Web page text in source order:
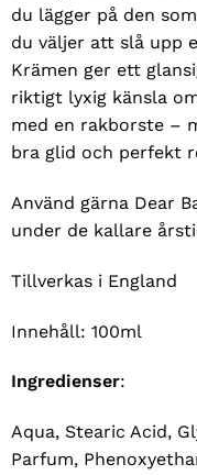
du lägger på den
du väljer att slå upp
Krämen ger ett
riktigt lyxig känsla
med en rakborste –
bra glid och perfekt
Använd gärna Dear
under de kallare
Tillverkas i England
Innehåll: 100ml
Ingredienser:
Aqua, Stearic Acid,
Parfum,